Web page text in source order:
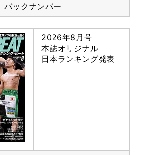
バックナンバー
2026年8月号
本誌オリジナル
日本ランキング発表